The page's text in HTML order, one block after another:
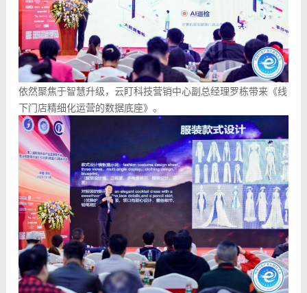
依然聚焦于智慧升级，云盯科技营销中心副总经理罗栋带来《线
下门店精细化运营的数据底座》。